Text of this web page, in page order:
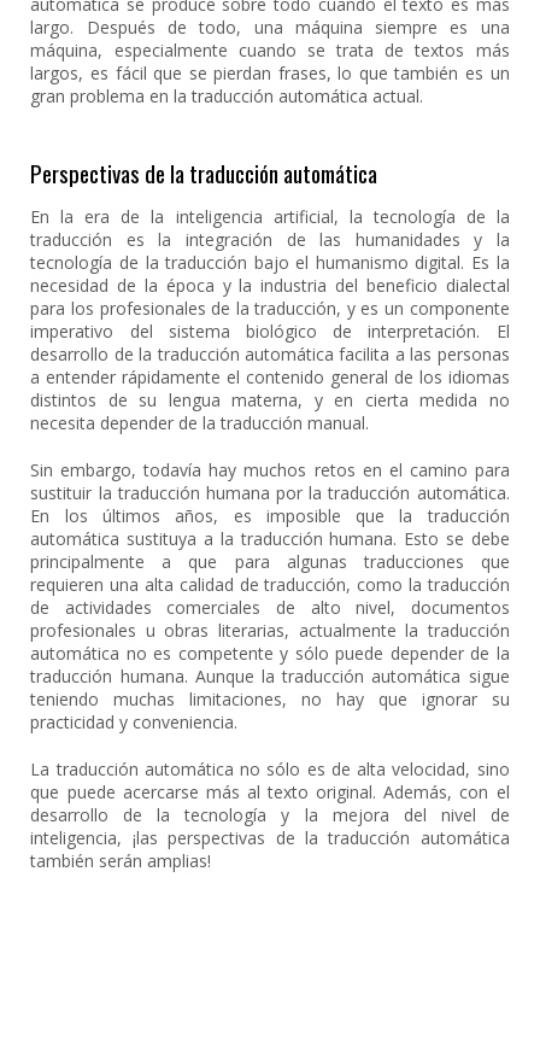
largo. Después de todo, una máquina siempre es una
máquina, especialmente cuando se trata de textos más
largos, es fácil que se pierdan frases, lo que también es un
gran problema en la traducción automática actual.
Perspectivas de la traducción automática
En la era de la inteligencia artificial, la tecnología de la
traducción es la integración de las humanidades y la
tecnología de la traducción bajo el humanismo digital. Es la
necesidad de la época y la industria del beneficio dialectal
para los profesionales de la traducción, y es un componente
imperativo del sistema biológico de interpretación. El
desarrollo de la traducción automática facilita a las personas
a entender rápidamente el contenido general de los idiomas
distintos de su lengua materna, y en cierta medida no
necesita depender de la traducción manual.
Sin embargo, todavía hay muchos retos en el camino para
sustituir la traducción humana por la traducción automática.
En los últimos años, es imposible que la traducción
automática sustituya a la traducción humana. Esto se debe
principalmente a que para algunas traducciones que
requieren una alta calidad de traducción, como la traducción
de actividades comerciales de alto nivel, documentos
profesionales u obras literarias, actualmente la traducción
automática no es competente y sólo puede depender de la
traducción humana. Aunque la traducción automática sigue
teniendo muchas limitaciones, no hay que ignorar su
practicidad y conveniencia.
La traducción automática no sólo es de alta velocidad, sino
que puede acercarse más al texto original. Además, con el
desarrollo de la tecnología y la mejora del nivel de
inteligencia, ¡las perspectivas de la traducción automática
también serán amplias!